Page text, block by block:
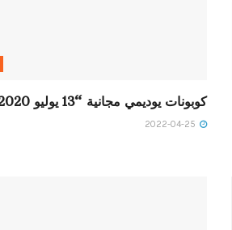
كوبونات يوديمي مجانية “13 يوليو 2020”